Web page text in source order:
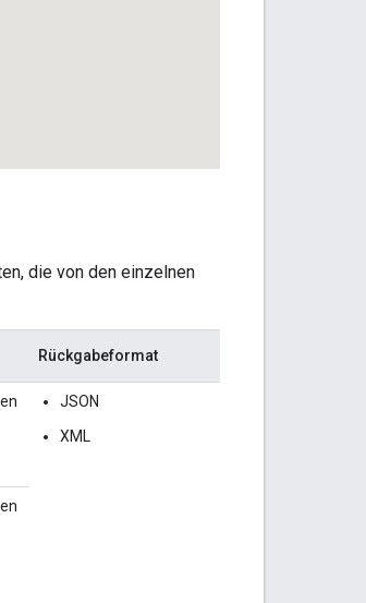
die von den einzelnen
Rückgabeformat
JSON
XML